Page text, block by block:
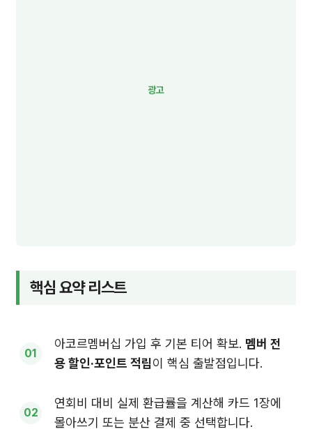
핵심 요약 리스트
아코르멤버십 가입 후 기본 티어 확보. 멤버 전
용 할인·포인트 적립이 핵심 출발점입니다.
연회비 대비 실제 환급률을 계산해 카드 1장에
몰아쓰기 또는 분산 결제 중 선택합니다.